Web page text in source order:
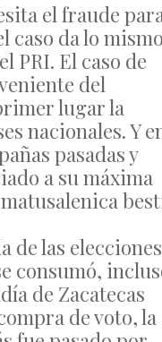
el fraude
caso da lo
PRI. El caso de
del
lugar la
nacionales. Y
pasadas y
a su máxima
de las elecciones
consumó,
de Zacatecas
de voto, la